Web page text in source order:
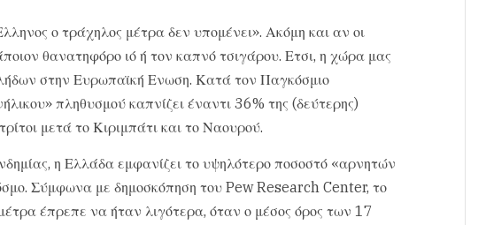
ο τράχηλος μέτρα δεν υπομένει». Ακόμη και αν οι
θανατηφόρο ιό ή τον καπνό τσιγάρου. Ετσι, η χώρα μας
στην Ευρωπαϊκή Ενωση. Κατά τον Παγκόσμιο
πληθυσμού καπνίζει έναντι 36% της (δεύτερης)
μετά το Κιριμπάτι και το Ναουρού.
η Ελλάδα εμφανίζει το υψηλότερο ποσοστό «αρνητών
Σύμφωνα με δημοσκόπηση του Pew Research Center, το
έπρεπε να ήταν λιγότερα, όταν ο μέσος όρος των 17